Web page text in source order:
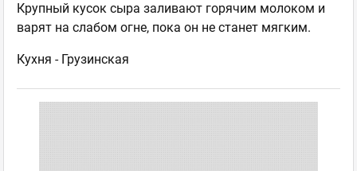
Крупный кусок сыра заливают горячим молоком и
варят на слабом огне, пока он не станет мягким.
Кухня - Грузинская